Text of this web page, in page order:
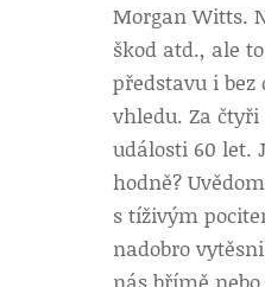
Morgan Witts.
škod atd., ale
představu i
vhledu. Za
události 60 let.
hodně?
s tíživým
nadobro
nás břímě